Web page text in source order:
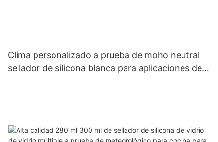
Clima personalizado a prueba de moho neutral
sellador de silicona blanca para aplicaciones de
baño de cocina